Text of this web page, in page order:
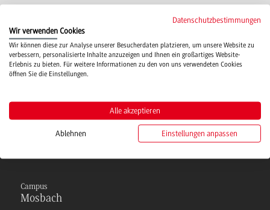
Quelle des Bildes: Foto "Artificial Intelligence &
AI & Machine Learning" von Mike MacKenzie
Campus
Mosbach
Datenschutzbestimmungen
Wir verwenden Cookies
Wir können diese zur Analyse unserer Besucherdaten platzieren, um unsere Website zu
verbessern, personalisierte Inhalte anzuzeigen und Ihnen ein großartiges Website-
Erlebnis zu bieten. Für weitere Informationen zu den von uns verwendeten Cookies
öffnen Sie die Einstellungen.
Alle akzeptieren
Ablehnen Einstellungen anpassen